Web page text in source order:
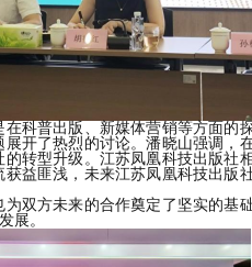
在科普出版 、 新媒体营销等方面的
展开了热烈的讨论。潘晓山强调，
的转型升级 。江苏凤凰科技出版社
益匪浅，未来江苏凤凰科技出版
双方未来的合作奠定了坚实的基
展。